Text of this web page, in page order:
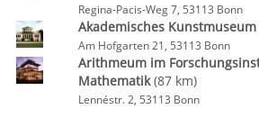
Regina-Pacis-Weg 7, 53113 Bonn
Akademisches Kunstmuseum
Am Hofgarten 21, 53113 Bonn
Arithmeum im
Mathematik(87 km)
Lennéstr. 2, 53113 Bonn